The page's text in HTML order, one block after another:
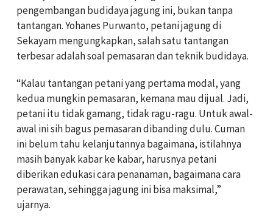
pengembangan budidaya jagung ini, bukan tanpa
tantangan. Yohanes Purwanto, petani jagung di
Sekayam mengungkapkan, salah satu tantangan
terbesar adalah soal pemasaran dan teknik budidaya.
“Kalau tantangan petani yang pertama modal, yang
kedua mungkin pemasaran, kemana mau dijual. Jadi,
petani itu tidak gamang, tidak ragu-ragu. Untuk awal-
awal ini sih bagus pemasaran dibanding dulu. Cuman
ini belum tahu kelanjutannya bagaimana, istilahnya
masih banyak kabar ke kabar, harusnya petani
diberikan edukasi cara penanaman, bagaimana cara
perawatan, sehingga jagung ini bisa maksimal,”
ujarnya.